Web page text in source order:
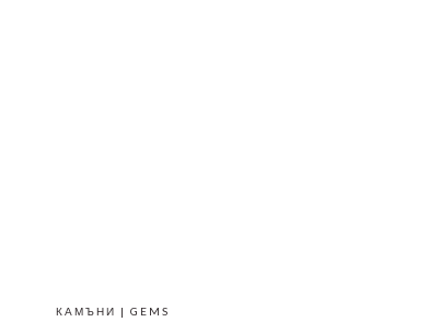
КАМЪНИ | GEMS